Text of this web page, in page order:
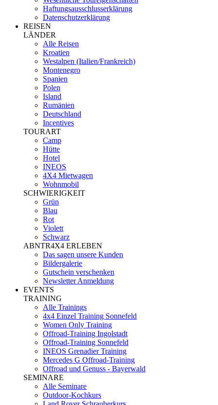
Haftungsausschlusserklärung
Datenschutzerklärung
REISEN
LÄNDER
Alle Reisen
Kroatien
Westalpen (Italien/Frankreich)
Montenegro
Spanien
Polen
Island
Rumänien
Deutschland
Incentives
TOURART
Camp
Hütte
Hotel
INEOS
4X4 Mietwagen
Wohnmobil
SCHWIERIGKEIT
Grün
Blau
Rot
Violett
Schwarz
ABNTR4X4 ERLEBEN
Das sagen unsere Kunden
Bildergalerie
Gutschein verschenken
Newsletter Anmeldung
EVENTS
TRAINING
Alle Trainings
4x4 Einzel Training Sonnefeld
Women Only Training
Offroad-Training Ingolstadt
Offroad-Training Sonnefeld
INEOS Grenadier Training
Mercedes G Offroad-Training
Offroad und Genuss - Bayerwald
SEMINARE
Alle Seminare
Outdoor-Kochkurs